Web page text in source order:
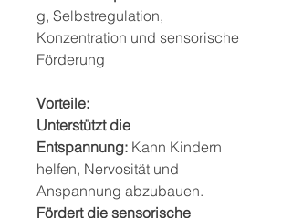
g, Selbstregulation,
Konzentration und sensorische
Förderung
Vorteile:
Unterstützt die
Entspannung: Kann Kindern
helfen, Nervosität und
Anspannung abzubauen.
Fördert die sensorische